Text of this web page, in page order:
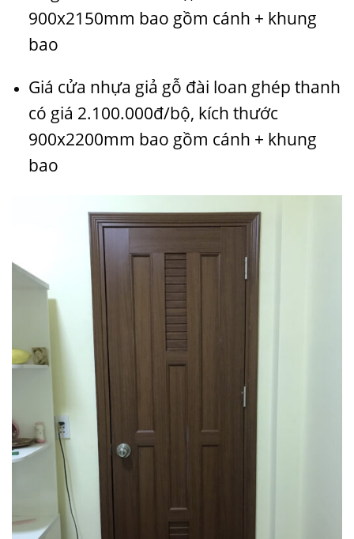
900x2150mm bao gồm cánh + khung
bao
Giá cửa nhựa giả gỗ đài loan ghép thanh
có giá 2.100.000đ/bộ, kích thước
900x2200mm bao gồm cánh + khung
bao